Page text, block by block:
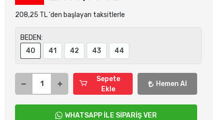
208,25 TL 'den başlayan taksitlerle
BEDEN:
40
41 42 43 44
Sepete
Ekle
Hemen Al
WHATSAPP İLE SİPARİŞ VER